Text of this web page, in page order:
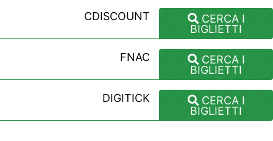
CDISCOUNT
CERCA I
BIGLIETTI
FNAC
CERCA I
BIGLIETTI
DIGITICK
CERCA I
BIGLIETTI